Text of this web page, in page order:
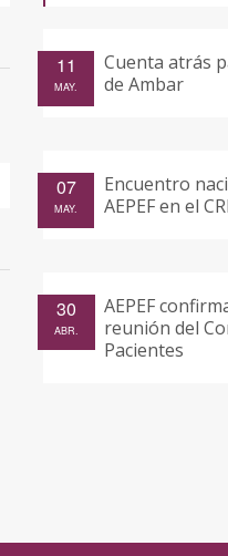
Cuenta atrás
de Ambar
11
MAY.
Encuentro
AEPEF en el
07
MAY.
AEPEF
reunión del
Pacientes
30
ABR.